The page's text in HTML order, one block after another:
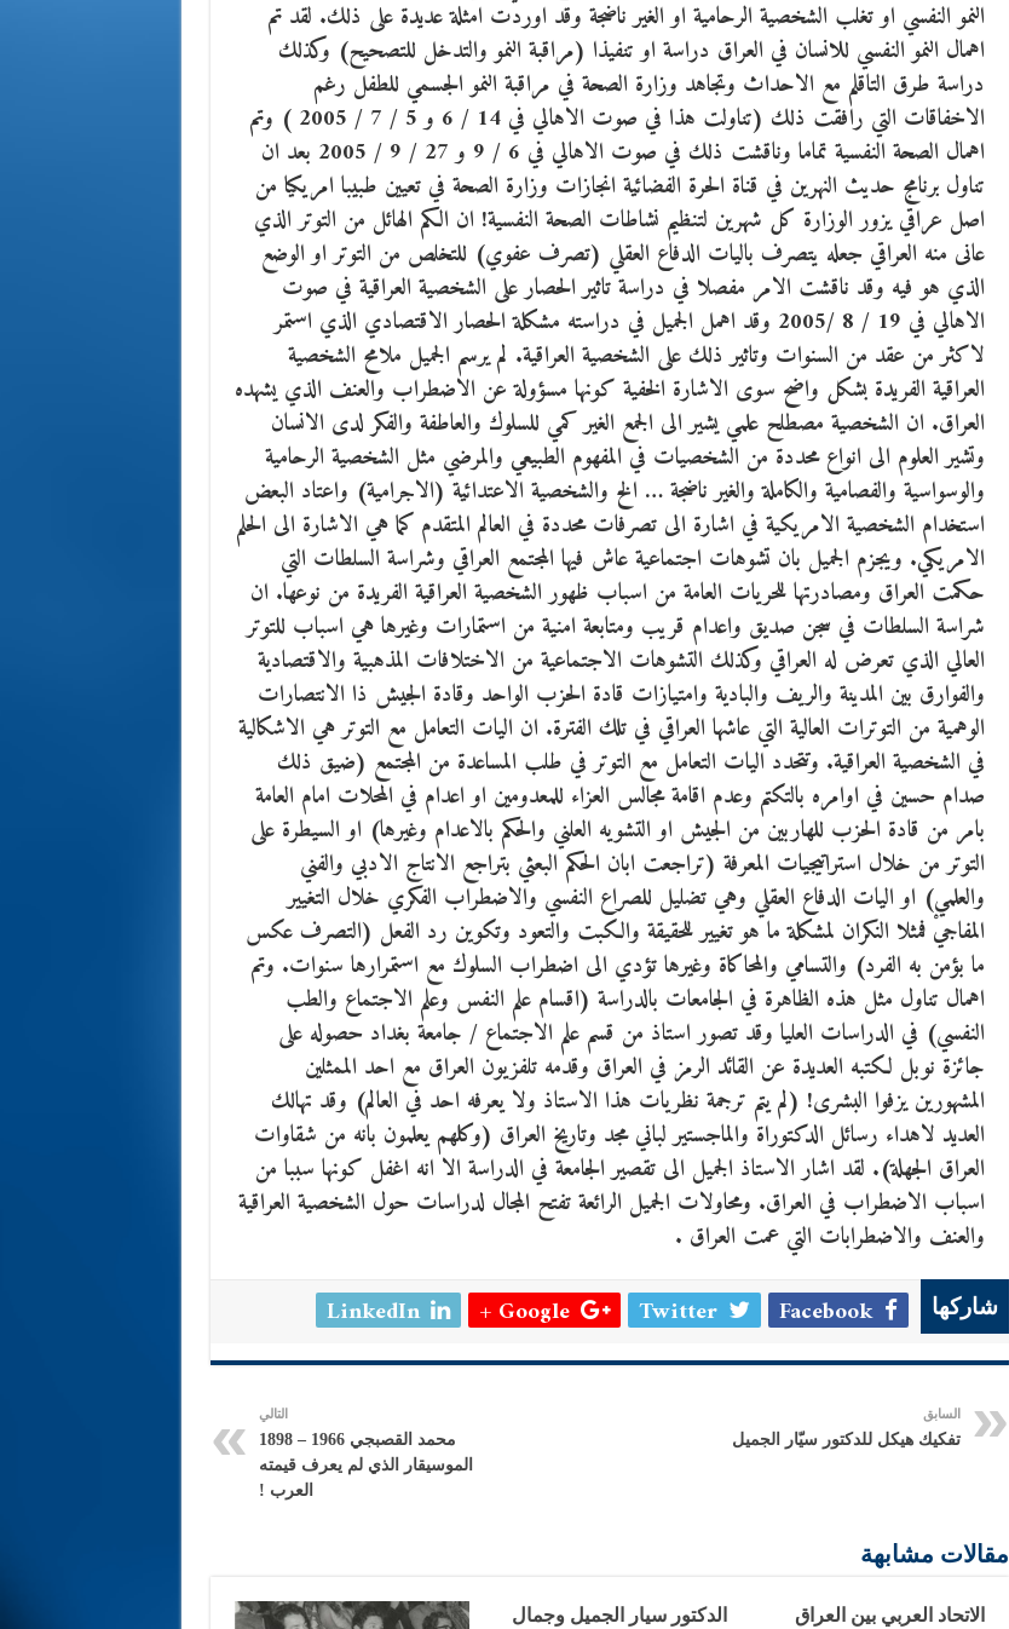
النمو النفسي او تغلب الشخصية الرحامية او الغير ناضجة وقد اوردت امثلة عديدة على ذلك. لقد تم
اهمال النمو النفسي للانسان في العراق دراسة او تنفيذا (مراقبة النمو والتدخل للتصحيح) وكذلك
دراسة طرق التاقلم مع الاحداث وتجاهد وزارة الصحة في مراقبة النمو الجسمي للطفل رغم
الاخفاقات التي رافقت ذلك (تناولت هذا في صوت الاهالي في 14 / 6 و 5 / 7 / 2005 ) وتم
اهمال الصحة النفسية تماما وناقشت ذلك في صوت الاهالي في 6 / 9 و 27 / 9 / 2005 بعد ان
تناول برنامج حديث النهرين في قناة الحرة الفضائية انجازات وزارة الصحة في تعيين طبيبا امريكيا من
اصل عراقي يزور الوزارة كل شهرين لتنظيم نشاطات الصحة النفسية! ان الكم الهائل من التوتر الذي
عانى منه العراقي جعله يتصرف باليات الدفاع العقلي (تصرف عفوي) للتخلص من التوتر او الوضع
الذي هو فيه وقد ناقشت الامر مفصلا في دراسة تاثير الحصار على الشخصية العراقية في صوت
الاهالي في 19 / 8 /2005 وقد اهمل الجميل في دراسته مشكلة الحصار الاقتصادي الذي استمر
لاكثر من عقد من السنوات وتاثير ذلك على الشخصية العراقية. لم يرسم الجميل ملامح الشخصية
العراقية الفريدة بشكل واضح سوى الاشارة الخفية كونها مسؤولة عن الاضطراب والعنف الذي يشهده
العراق. ان الشخصية مصطلح علمي يشير الى الجمع الغير كمي للسلوك والعاطفة والفكر لدى الانسان
وتشير العلوم الى انواع محددة من الشخصيات في المفهوم الطبيعي والمرضي مثل الشخصية الرحامية
والوسواسية والفصامية والكاملة والغير ناضجة … الخ والشخصية الاعتدائية (الاجرامية) واعتاد البعض
استخدام الشخصية الامريكية في اشارة الى تصرفات محددة في العالم المتقدم كما هي الاشارة الى الحلم
الامريكي. ويجزم الجميل بان تشوهات اجتماعية عاش فيها المجتمع العراقي وشراسة السلطات التي
حكمت العراق ومصادرتها للحريات العامة من اسباب ظهور الشخصية العراقية الفريدة من نوعها. ان
شراسة السلطات في سجن صديق واعدام قريب ومتابعة امنية من استمارات وغيرها هي اسباب للتوتر
العالي الذي تعرض له العراقي وكذلك التشوهات الاجتماعية من الاختلافات المذهبية والاقتصادية
والفوارق بين المدينة والريف والبادية وامتيازات قادة الحزب الواحد وقادة الجيش ذا الانتصارات
الوهمية من التوترات العالية التي عاشها العراقي في تلك الفترة. ان اليات التعامل مع التوتر هي الاشكالية
في الشخصية العراقية. وتتحدد اليات التعامل مع التوتر في طلب المساعدة من المجتمع (ضيق ذلك
صدام حسين في اوامره بالتكتم وعدم اقامة مجالس العزاء للمعدومين او اعدام في المحلات امام العامة
بامر من قادة الحزب للهاربين من الجيش او التشويه العلني والحكم بالاعدام وغيرها) او السيطرة على
التوتر من خلال استراتيجيات المعرفة (تراجعت ابان الحكم البعثي بتراجع الانتاج الادبي والفني
والعلمي) او اليات الدفاع العقلي وهي تضليل للصراع النفسي والاضطراب الفكري خلال التغيير
المفاجيْ فمثلا النكران لمشكلة ما هو تغيير للحقيقة والكبت والتعود وتكوين رد الفعل (التصرف عكس
ما بؤمن به الفرد) والتسامي والمحاكاة وغيرها تؤدي الى اضطراب السلوك مع استمرارها سنوات. وتم
اهمال تناول مثل هذه الظاهرة في الجامعات بالدراسة (اقسام علم النفس وعلم الاجتماع والطب
النفسي) في الدراسات العليا وقد تصور استاذ من قسم علم الاجتماع / جامعة بغداد حصوله على
جائزة نوبل لكتبه العديدة عن القائد الرمز في العراق وقدمه تلفزيون العراق مع احد الممثلين
المشهورين يزفوا البشرى! (لم يتم ترجمة نظريات هذا الاستاذ ولا يعرفه احد في العالم) وقد تهالك
العديد لاهداء رسائل الدكتوراة والماجستير لباني مجد وتاريخ العراق (وكلهم يعلمون بانه من شقاوات
العراق الجهلة). لقد اشار الاستاذ الجميل الى تقصير الجامعة في الدراسة الا انه اغفل كونها سببا من
اسباب الاضطراب في العراق. ومحاولات الجميل الرائعة تفتح المجال لدراسات حول الشخصية العراقية
والعنف والاضطرابات التي عمت العراق .
شاركها Facebook
Twitter
Google +
LinkedIn
السابق
تفكيك هيكل للدكتور سيّار الجميل
التالي
محمد القصبجي 1966 – 1898
الموسيقار الذي لم يعرف قيمته
العرب !
مقالات مشابهة
الاتحاد العربي بين العراق الدكتور سيار الجميل وجمال